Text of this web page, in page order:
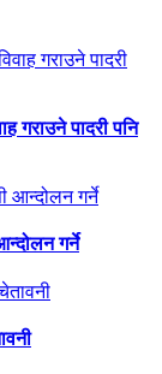
गराउने पादरी पनि
गर्ने